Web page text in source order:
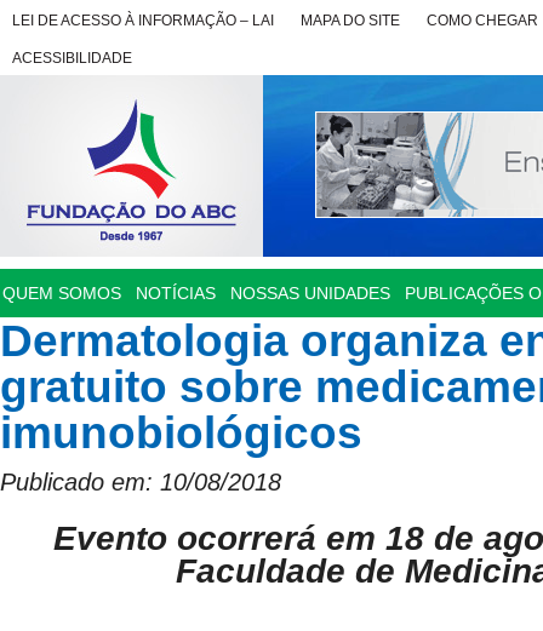
LEI DE ACESSO À INFORMAÇÃO – LAI MAPA DO SITE COMO CHEGAR
ACESSIBILIDADE
QUEM SOMOS NOTÍCIAS NOSSAS UNIDADES PUBLICAÇÕES
Dermatologia organiza
gratuito sobre
imunobiológicos
Publicado em: 10/08/2018
Evento ocorrerá em 18 de
Faculdade de